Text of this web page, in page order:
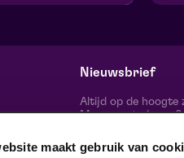
maakt gebruik van
vr
Nieuwsbrief
Altijd op de hoogte
Maaspoort